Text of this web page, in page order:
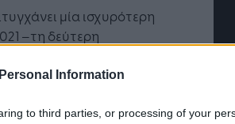
Information
to third parties, or processing of your
μία ισχυρότερη
–τη δεύτερη
2020.
από υψηλή και